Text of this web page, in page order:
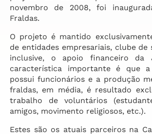
novembro de 2008, foi
Fraldas.
O projeto é mantido
de entidades empresariais, clube de
inclusive, o apoio financeiro da
característica importante é que
possui funcionários e a produção
fraldas, em média, é resultado
trabalho de voluntários
amigos, movimento religiosos, etc.).
Estes são os atuais parceiros na